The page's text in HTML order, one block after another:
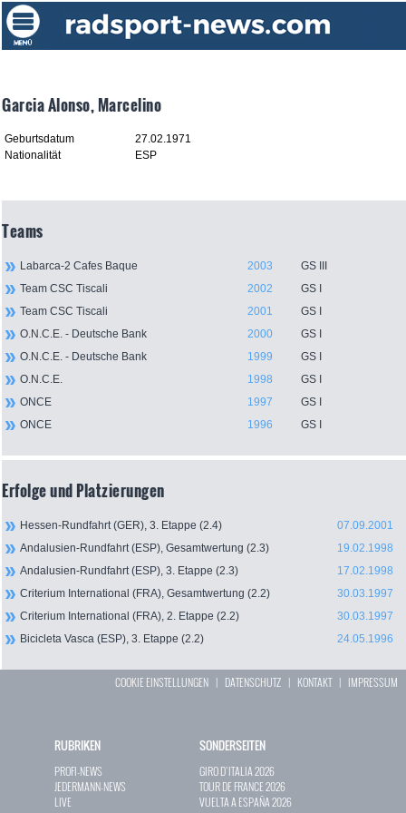
Garcia Alonso, Marcelino
Geburtsdatum
27.02.1971
Nationalität
ESP
Teams
Labarca-2 Cafes Baque 2003
GS III
Team CSC Tiscali
2002
GS I
Team CSC Tiscali
2001
GS I
O.N.C.E. - Deutsche Bank
2000
GS I
O.N.C.E. - Deutsche Bank
1999
GS I
O.N.C.E.
1998
GS I
ONCE
1997
GS I
ONCE
1996 GS I
Erfolge und Platzierungen
Hessen-Rundfahrt (GER), 3. Etappe (2.4)
07.09.2001
Andalusien-Rundfahrt (ESP), Gesamtwertung (2.3)
19.02.1998
Andalusien-Rundfahrt (ESP), 3. Etappe (2.3)
17.02.1998
Criterium International (FRA), Gesamtwertung (2.2)
30.03.1997
Criterium International (FRA), 2. Etappe (2.2)
30.03.1997
Bicicleta Vasca (ESP), 3. Etappe (2.2)
24.05.1996
COOKIE EINSTELLUNGEN | DATENSCHUTZ | KONTAKT| IMPRESSUM
RUBRIKEN
PROFI-NEWS
JEDERMANN-NEWS
LIVE
SONDERSEITEN
GIRO D`ITALIA 2026
TOUR DE FRANCE 2026
VUELTA A ESPAÑA 2026